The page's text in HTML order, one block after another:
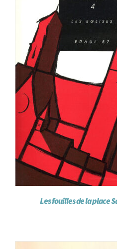
Les fouilles de la place